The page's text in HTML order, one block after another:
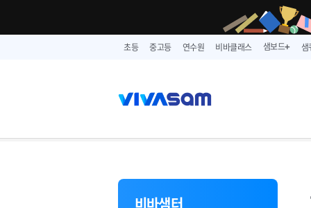
초등 중고등 연수원 비바클래스 샘보드➕
비바샘터